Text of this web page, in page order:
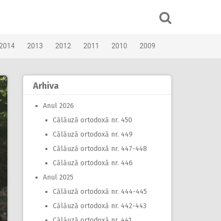
2013 2012 2011 2010 2009
Arhiva
Anul 2026
Călăuză ortodoxă nr. 450
Călăuză ortodoxă nr. 449
Călăuză ortodoxă nr. 447-448
Călăuză ortodoxă nr. 446
Anul 2025
Călăuză ortodoxă nr. 444-445
Călăuză ortodoxă nr. 442-443